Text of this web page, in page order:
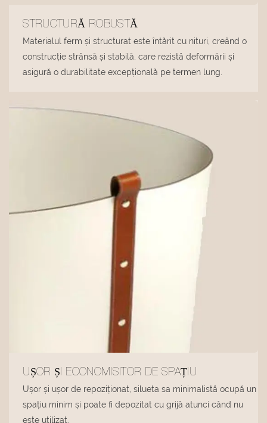
STRUCTURĂ ROBUSTĂ
Materialul ferm și structurat este întărit cu nituri, creând o
construcție strânsă și stabilă, care rezistă deformării și
asigură o durabilitate excepțională pe termen lung.
UȘOR ȘI ECONOMISITOR DE SPAȚIU
Ușor și ușor de repoziționat, silueta sa minimalistă ocupă un
spațiu minim și poate fi depozitat cu grijă atunci când nu
este utilizat.